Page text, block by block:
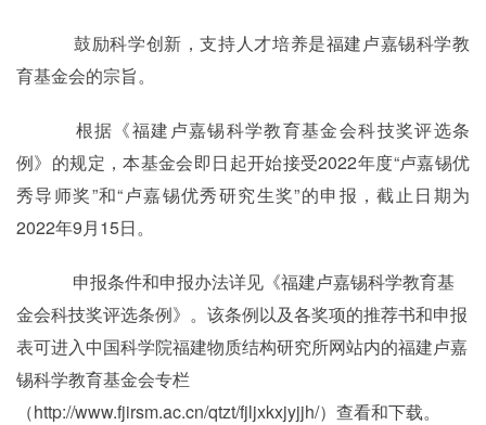
鼓励科学创新，支持人才培养是福建卢嘉锡科学教
育基金会的宗旨。
根据《福建卢嘉锡科学教育基金会科技奖评选条
例》的规定，本基金会即日起开始接受2022年度“卢嘉锡优
秀导师奖”和“卢嘉锡优秀研究生奖”的申报，截止日期为
2022年9月15日。
申报条件和申报办法详见《福建卢嘉锡科学教育基
金会科技奖评选条例》。该条例以及各奖项的推荐书和申报
表可进入中国科学院福建物质结构研究所网站内的福建卢嘉
锡科学教育基金会专栏
（http://www.fjirsm.ac.cn/qtzt/fjljxkxjyjjh/）查看和下载。